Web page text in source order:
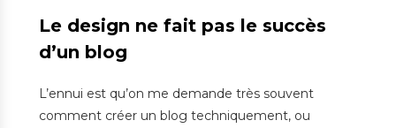
Le design ne fait pas le succès
d’un blog
L’ennui est qu’on me demande très souvent
comment créer un blog techniquement, ou